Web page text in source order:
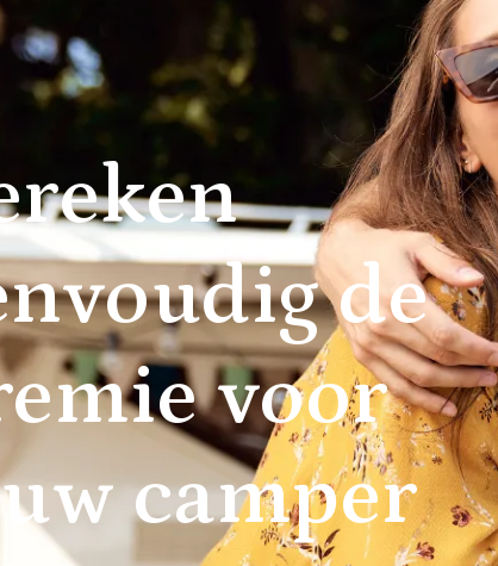
de
voor
camper